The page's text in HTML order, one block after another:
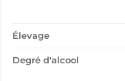
Élevage
Degré d'alcool